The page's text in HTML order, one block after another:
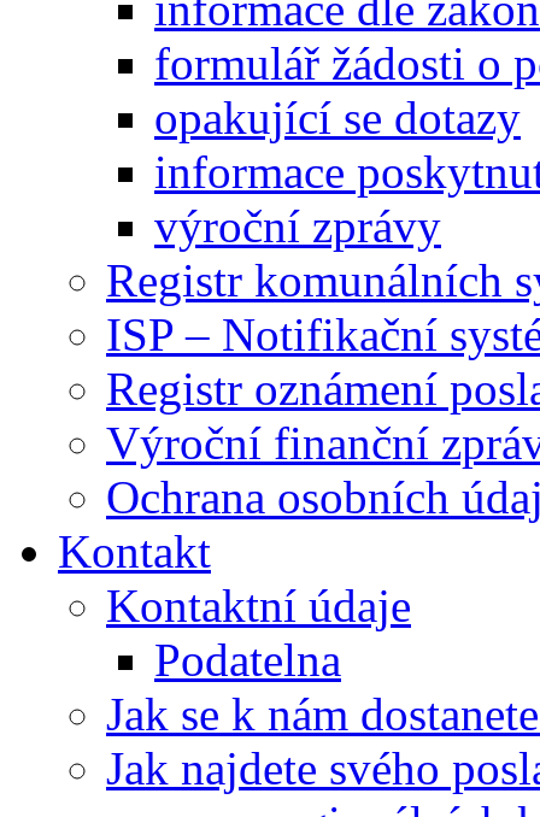
formulář žádosti o
opakující se dotazy
informace
výroční zprávy
Registr komunálních
ISP – Notifikační
Registr oznámení
Výroční finanční
Ochrana osobních
Kontakt
Kontaktní údaje
Podatelna
Jak se k nám
Jak najdete svého